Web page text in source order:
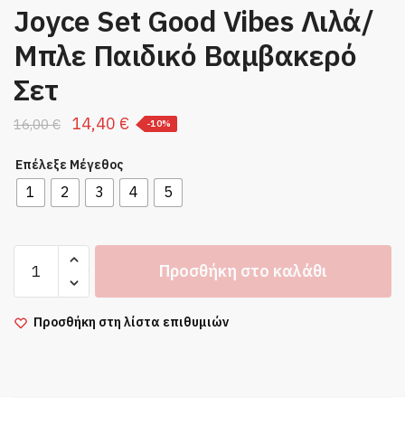
Joyce Set Good Vibes Λιλά/
Μπλε Παιδικό Βαμβακερό
Σετ
16,00€
Original
was:
16,00 €.
14,40 €Η
είναι:
-10%
Επέλεξε Μέγεθος
1 2 3 4 5
Set
Good
Vibes
Προσθήκη στο καλάθι
Προσθήκη στη λίστα επιθυμιών